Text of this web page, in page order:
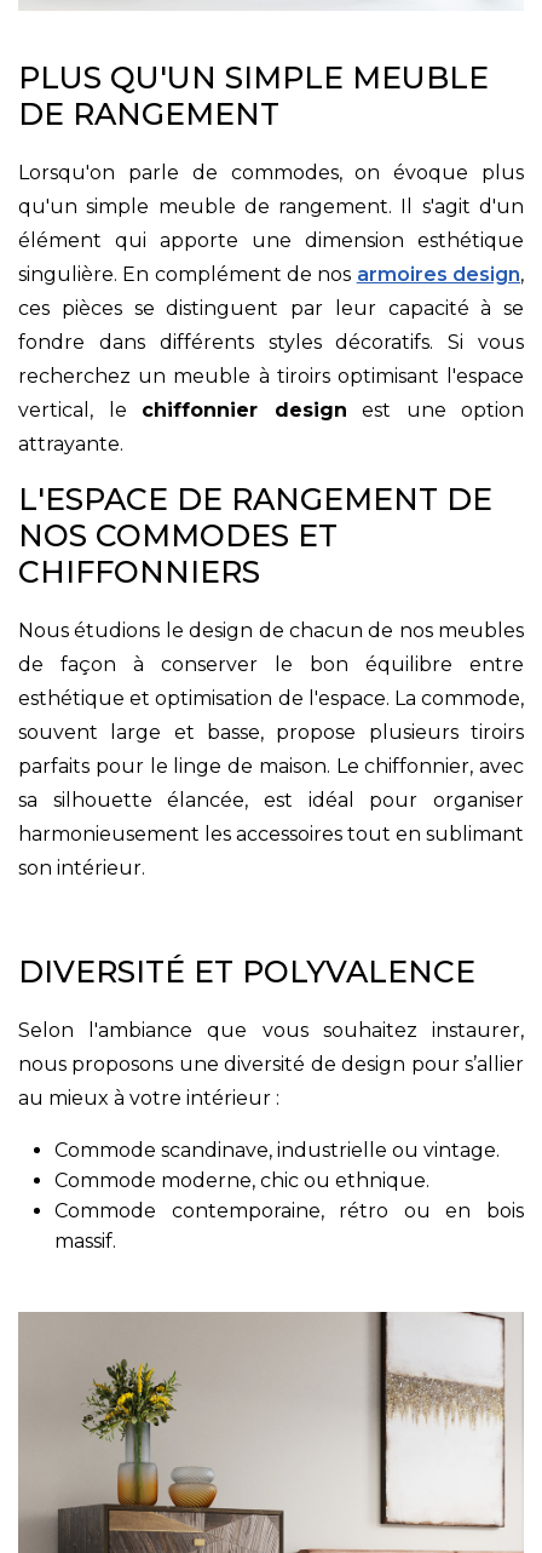
PLUS QU'UN SIMPLE MEUBLE
DE RANGEMENT
Lorsqu'on parle de commodes, on évoque plus
qu'un simple meuble de rangement. Il s'agit d'un
élément qui apporte une dimension esthétique
singulière. En complément de nos armoires design,
ces pièces se distinguent par leur capacité à se
fondre dans différents styles décoratifs. Si vous
recherchez un meuble à tiroirs optimisant l'espace
vertical, le chiffonnier design est une option
attrayante.
L'ESPACE DE RANGEMENT DE
NOS COMMODES ET
CHIFFONNIERS
Nous étudions le design de chacun de nos meubles
de façon à conserver le bon équilibre entre
esthétique et optimisation de l'espace. La commode,
souvent large et basse, propose plusieurs tiroirs
parfaits pour le linge de maison. Le chiffonnier, avec
sa silhouette élancée, est idéal pour organiser
harmonieusement les accessoires tout en sublimant
son intérieur.
DIVERSITÉ ET POLYVALENCE
Selon l'ambiance que vous souhaitez instaurer,
nous proposons une diversité de design pour s’allier
au mieux à votre intérieur :
Commode scandinave, industrielle ou vintage.
Commode moderne, chic ou ethnique.
Commode contemporaine, rétro ou en bois
massif.